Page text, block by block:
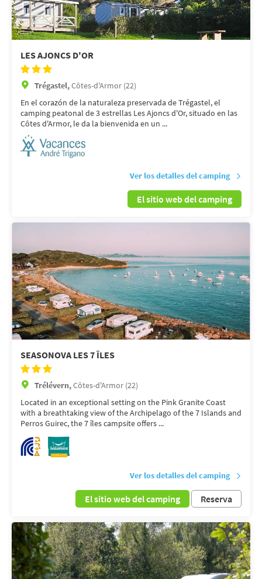
LES AJONCS D'OR
Trégastel,Côtes-d'Armor (22)
En el corazón de la naturaleza preservada de Trégastel, el
camping peatonal de 3 estrellas Les Ajoncs d'Or, situado en las
Côtes d'Armor, le da la bienvenida en un ...
Ver los detalles del camping
El sitio web del camping
SEASONOVA LES 7 ÎLES
Trélévern,Côtes-d'Armor (22)
Located in an exceptional setting on the Pink Granite Coast
with a breathtaking view of the Archipelago of the 7 Islands and
Perros Guirec, the 7 îles campsite offers ...
Ver los detalles del camping
El sitio web del camping Reserva